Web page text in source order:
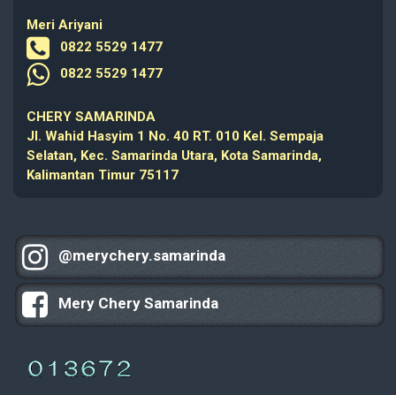
Meri Ariyani
0822 5529 1477
0822 5529 1477
CHERY SAMARINDA
Jl. Wahid Hasyim 1 No. 40 RT. 010 Kel. Sempaja
Selatan, Kec. Samarinda Utara, Kota Samarinda,
Kalimantan Timur 75117
@merychery.samarinda
Mery Chery Samarinda